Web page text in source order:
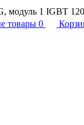
модуль 1 IGBT
товары 0